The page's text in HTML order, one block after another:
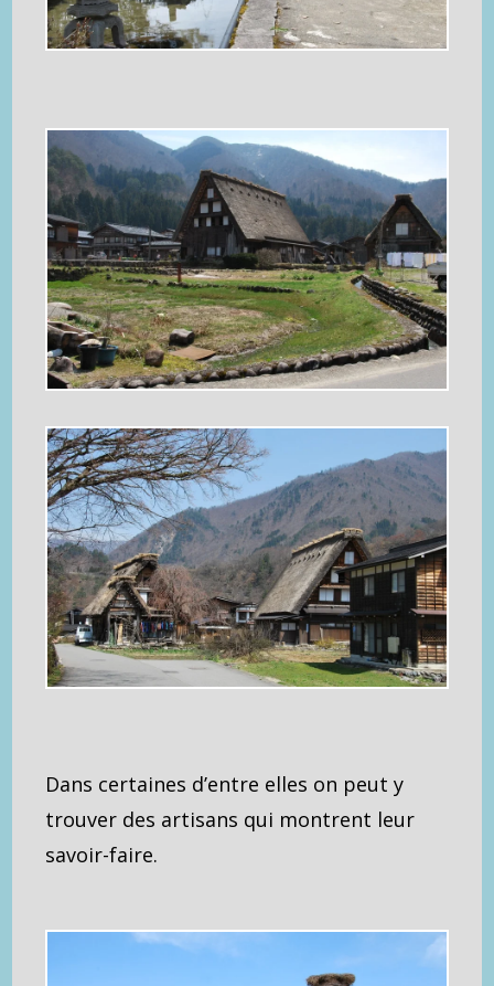
Dans certaines d’entre elles on peut y
trouver des artisans qui montrent leur
savoir-faire.